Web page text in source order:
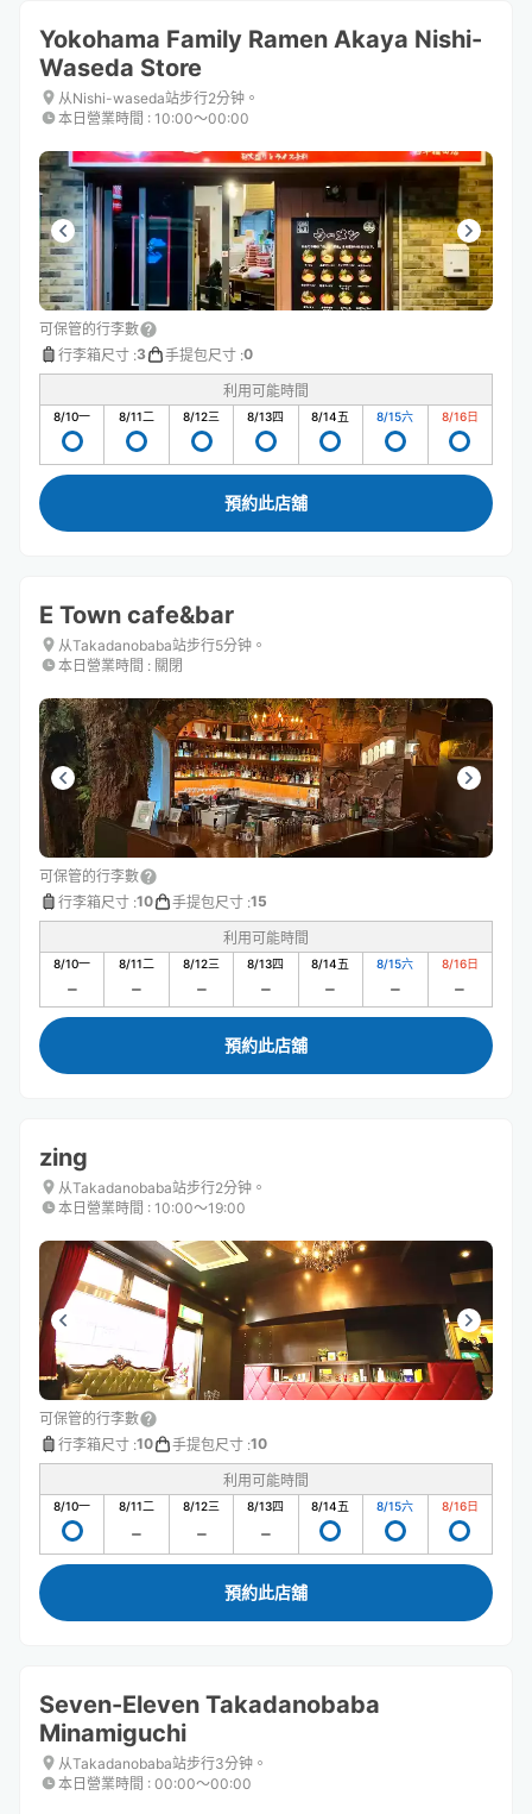
Yokohama Family Ramen Akaya Nishi-
Waseda Store
从Nishi-waseda站步行2分钟。
本日營業時間 : 10:00〜00:00
可保管的行李數
行李箱尺寸 :3 手提包尺寸 :0
利用可能時間
8/10一 8/11二 8/12三 8/13四 8/14五 8/15六 8/16日
預約此店舖
E Town cafe&bar
从Takadanobaba站步行5分钟。
本日營業時間 : 關閉
可保管的行李數
行李箱尺寸 :10 手提包尺寸 :15
利用可能時間
8/10一 8/11二 8/12三 8/13四 8/14五 8/15六 8/16日
預約此店舖
zing
从Takadanobaba站步行2分钟。
本日營業時間 : 10:00〜19:00
可保管的行李數
行李箱尺寸 :10 手提包尺寸 :10
利用可能時間
8/10一 8/11二 8/12三 8/13四 8/14五 8/15六 8/16日
預約此店舖
Seven-Eleven Takadanobaba
Minamiguchi
从Takadanobaba站步行3分钟。
本日營業時間 : 00:00〜00:00